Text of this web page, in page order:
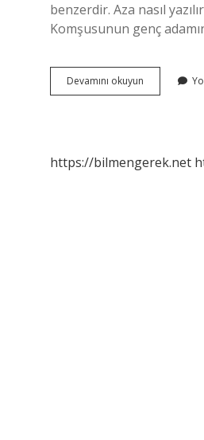
benzerdir. Aza nasıl
Komşusunun genç
Devamını okuyun
Nasıl
https://bilmengerek.net